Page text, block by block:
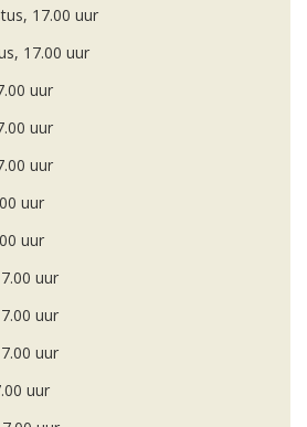
17.00 uur
17.00 uur
uur
uur
uur
uur
uur
uur
uur
uur
uur